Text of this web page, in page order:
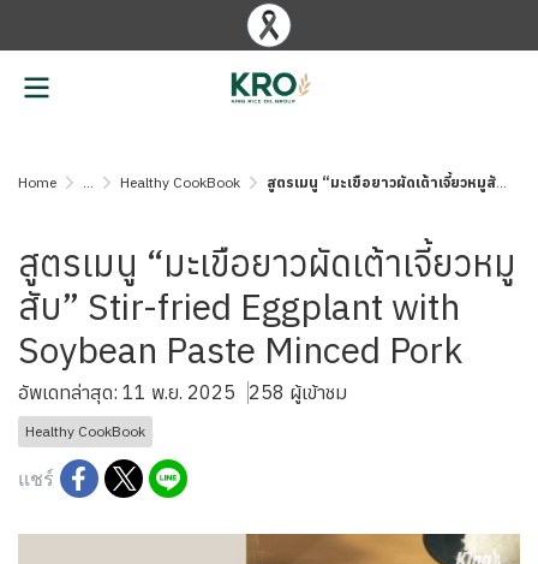
Home ... Healthy CookBook สูตรเมนู “มะเขือยาวผัดเต้าเจี้ยวหมูสับ” Stir-fried Eggplant with Soybean Paste Minced Pork
สูตรเมนู “มะเขือยาวผัดเต้าเจี้ยวหมู
สับ” Stir-fried Eggplant with
Soybean Paste Minced Pork
อัพเดทล่าสุด: 11 พ.ย. 2025 258 ผู้เข้าชม
Healthy CookBook
แชร์